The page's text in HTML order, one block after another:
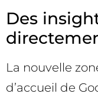
Des
La nouvelle
d’accueil de